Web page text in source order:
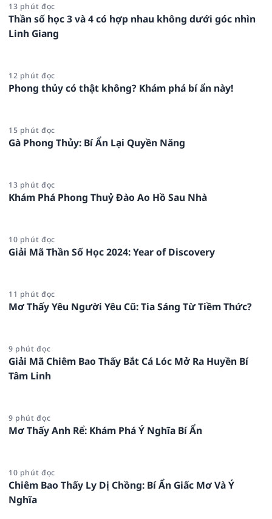
13 phút đọc
Thần số học 3 và 4 có hợp nhau không dưới góc nhìn
Linh Giang
12 phút đọc
Phong thủy có thật không? Khám phá bí ẩn này!
15 phút đọc
Gà Phong Thủy: Bí Ẩn Lại Quyền Năng
13 phút đọc
Khám Phá Phong Thuỷ Đào Ao Hồ Sau Nhà
10 phút đọc
Giải Mã Thần Số Học 2024: Year of Discovery
11 phút đọc
Mơ Thấy Yêu Người Yêu Cũ: Tia Sáng Từ Tiềm Thức?
9 phút đọc
Giải Mã Chiêm Bao Thấy Bắt Cá Lóc Mở Ra Huyền Bí
Tâm Linh
9 phút đọc
Mơ Thấy Anh Rể: Khám Phá Ý Nghĩa Bí Ẩn
10 phút đọc
Chiêm Bao Thấy Ly Dị Chồng: Bí Ẩn Giấc Mơ Và Ý
Nghĩa